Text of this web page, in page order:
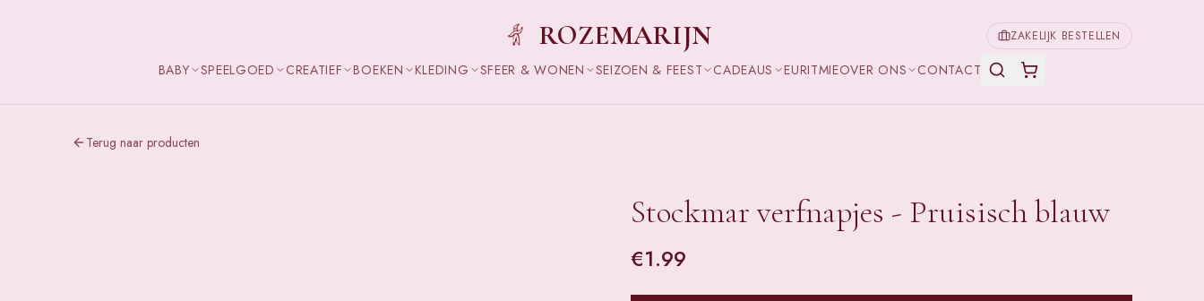
ROZEMARIJN ZAKELIJK BESTELLEN
BABY SPEELGOED CREATIEF BOEKEN KLEDING SFEER & WONEN SEIZOEN & FEEST CADEAUS EURITMIEOVER ONS CONTACT
Terug naar producten
Stockmar verfnapjes - Pruisisch blauw
€1.99